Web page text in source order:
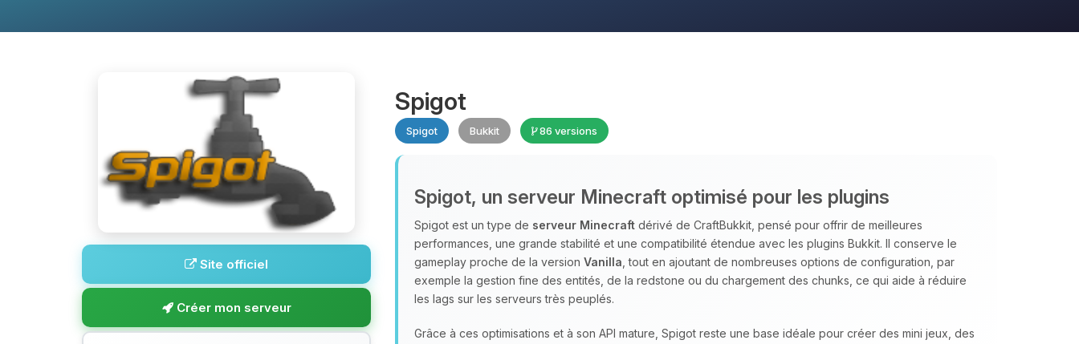
Site officiel
Créer mon serveur
Spigot
Spigot Bukkit 86 versions
Spigot, un serveur Minecraft optimisé pour les plugins
Spigot est un type de serveur Minecraft dérivé de CraftBukkit, pensé pour offrir de meilleures
performances, une grande stabilité et une compatibilité étendue avec les plugins Bukkit. Il conserve le
gameplay proche de la version Vanilla , tout en ajoutant de nombreuses options de configuration, par
exemple la gestion fine des entités, de la redstone ou du chargement des chunks, ce qui aide à réduire
les lags sur les serveurs très peuplés.
Grâce à ces optimisations et à son API mature, Spigot reste une base idéale pour créer des mini jeux, des